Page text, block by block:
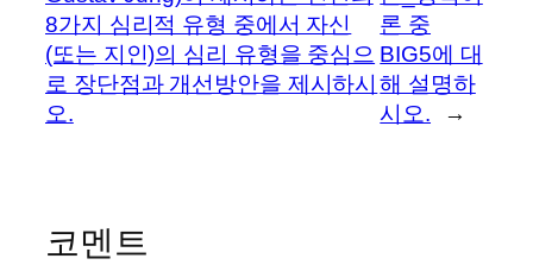
8가지 심리적 유형 중에서 자신
(또는 지인)의 심리 유형을 중심으
로 장단점과 개선방안을 제시하시
오.
론 중
BIG5에 대
해 설명하
시오.
→
코멘트